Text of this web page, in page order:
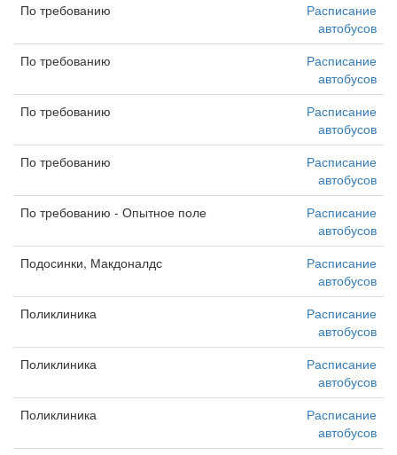
По требованию
Расписание
автобусов
По требованию
Расписание
автобусов
По требованию
Расписание
автобусов
По требованию
Расписание
автобусов
По требованию - Опытное поле
Расписание
автобусов
Подосинки, Макдоналдс
Расписание
автобусов
Поликлиника
Расписание
автобусов
Поликлиника
Расписание
автобусов
Поликлиника
Расписание
автобусов